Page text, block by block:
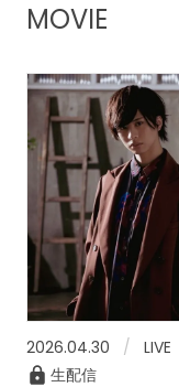
MOVIE
2026.04.30
LIVE
生配信